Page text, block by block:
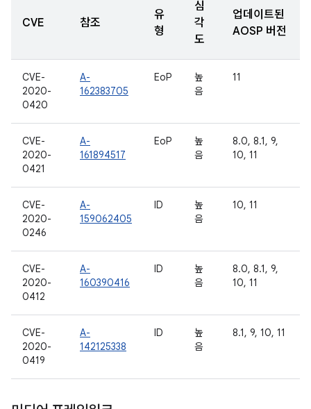
CVE 참조
유
형
심
각
도
업데이트된
AOSP 버전
CVE-
2020-
0420
A-
162383705
EoP
높
음
11
CVE-
2020-
0421
A-
161894517
EoP
높
음
8.0, 8.1, 9,
10, 11
CVE-
2020-
0246
A-
159062405
ID
높
음
10, 11
CVE-
2020-
0412
A-
160390416
ID
높
음
8.0, 8.1, 9,
10, 11
CVE-
2020-
0419
A-
142125338
ID
높
음
8.1, 9, 10, 11